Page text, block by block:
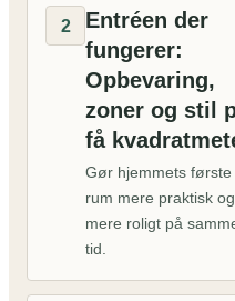
2
Entréen der
fungerer:
Opbevaring,
zoner og stil
få
Gør hjemmets første
rum mere praktisk og
mere roligt på
tid.